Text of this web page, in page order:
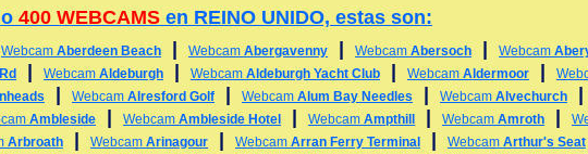
400 WEBCAMS en REINO UNIDO, estas son:
Webcam Aberdeen Beach Webcam Abergavenny Webcam Abersoch Webcam
Webcam Aldeburgh Webcam Aldeburgh Yacht Club Webcam Aldermoor
Webcam Alresford Golf Webcam Alum Bay Needles Webcam Alvechurch
Ambleside Webcam Ambleside Hotel Webcam Ampthill Webcam Amroth
Arbroath Webcam Arinagour Webcam Arran Ferry Terminal Webcam Arthur's Seat